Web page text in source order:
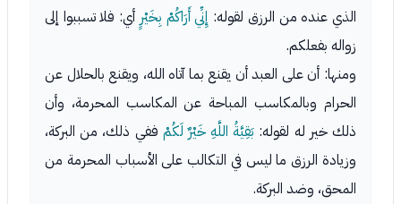
الذي عنده من الرزق لقوله: إِنِّي أَرَاكُمْ بِخَيْرٍ أي: فلا تسببوا إلى
زواله بفعلكم.
ومنها: أن على العبد أن يقنع بما آتاه الله، ويقنع بالحلال عن
الحرام وبالمكاسب المباحة عن المكاسب المحرمة، وأن
ذلك خير له لقوله: بَقِيَّةُ اللَّهِ خَيْرٌ لَكُمْ ففي ذلك، من البركة،
وزيادة الرزق ما ليس في التكالب على الأسباب المحرمة من
المحق، وضد البركة.